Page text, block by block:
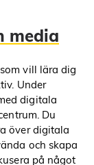
media
vill lära dig
Under
digitala
Du
över digitala
och skapa
på något